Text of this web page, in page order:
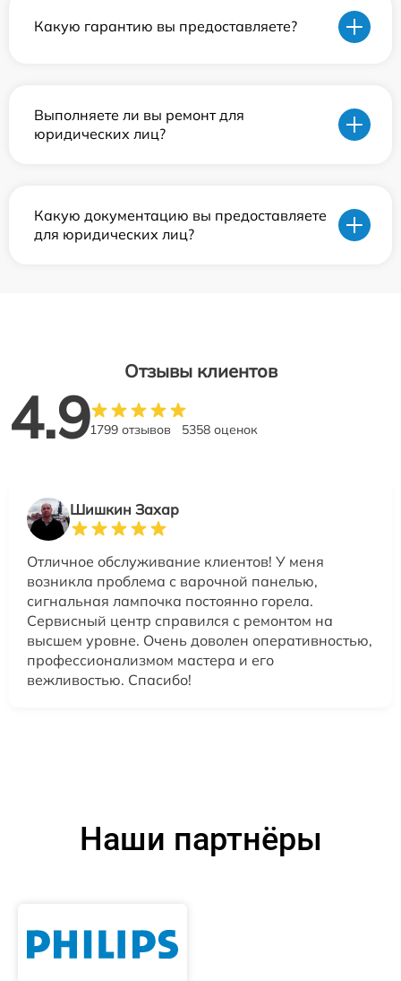
Какую гарантию вы предоставляете?
Выполняете ли вы ремонт для
юридических лиц?
Какую документацию вы предоставляете
для юридических лиц?
Отзывы клиентов
4.91799 отзывов 5358 оценок
Шишкин Захар
Отличное обслуживание клиентов! У меня
возникла проблема с варочной панелью,
сигнальная лампочка постоянно горела.
Сервисный центр справился с ремонтом на
высшем уровне. Очень доволен оперативностью,
профессионализмом мастера и его
вежливостью. Спасибо!
Наши партнёры